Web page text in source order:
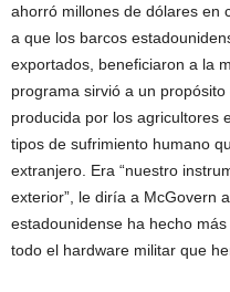
ahorró millones de dólares en
a que los barcos
exportados, beneficiaron a la
programa sirvió a un
producida por los agricultores
tipos de sufrimiento humano
extranjero. Era “nuestro
exterior”, le diría a McGovern
estadounidense ha hecho
todo el hardware militar que